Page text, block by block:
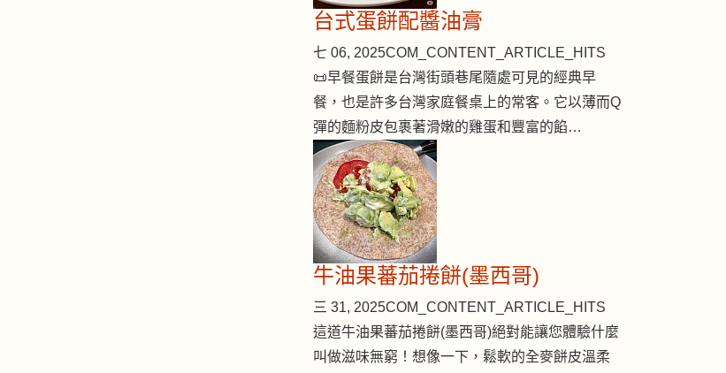
台式蛋餅配醬油膏
七 06, 2025COM_CONTENT_ARTICLE_HITS
📜早餐蛋餅是台灣街頭巷尾隨處可見的經典早
餐，也是許多台灣家庭餐桌上的常客。它以薄而Q
彈的麵粉皮包裹著滑嫩的雞蛋和豐富的餡…
牛油果蕃茄捲餅(墨西哥)
三 31, 2025COM_CONTENT_ARTICLE_HITS
這道牛油果蕃茄捲餅(墨西哥)絕對能讓您體驗什麼
叫做滋味無窮！想像一下，鬆軟的全麥餅皮溫柔